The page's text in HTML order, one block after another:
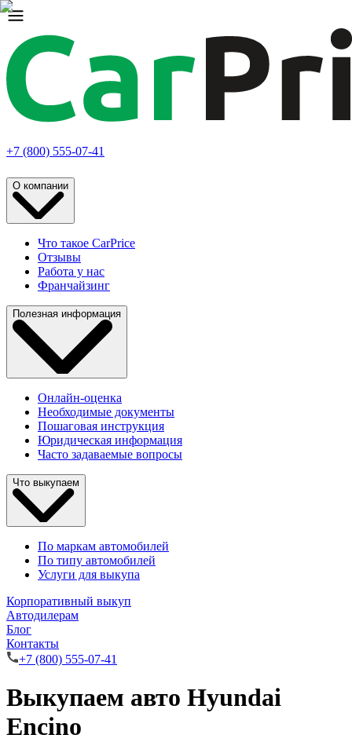
+7 (800) 555-07-41
О компании
Что такое CarPrice
Отзывы
Работа у нас
Франчайзинг
Полезная информация
Онлайн-оценка
Необходимые документы
Пошаговая инструкция
Юридическая информация
Часто задаваемые вопросы
Что выкупаем
По маркам автомобилей
По типу автомобилей
Услуги для выкупа
Корпоративный выкуп
Автодилерам
Блог
Контакты
+7 (800) 555-07-41
Выкупаем авто Hyundai
Encino